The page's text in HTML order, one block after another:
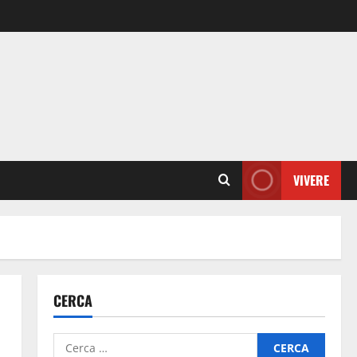
VIVERE
CERCA